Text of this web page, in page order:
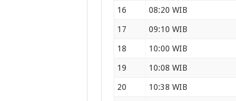
16 08:20 WIB
17 09:10 WIB
18 10:00 WIB
19 10:08 WIB
20 10:38 WIB